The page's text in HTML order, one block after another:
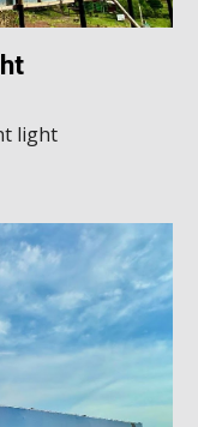
light